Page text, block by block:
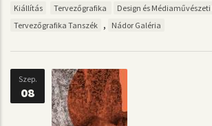
Kiállítás Tervezőgrafika Design és
Tervezőgrafika Tanszék , Nádor Galéria
Szep.
08